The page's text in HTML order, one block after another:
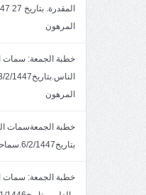
المرهون
المرهون
بتاريخ6/2/1447.سماحة الشيخ مصطفى المرهون